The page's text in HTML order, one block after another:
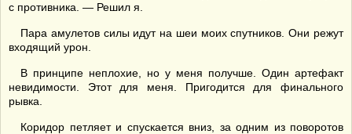
с противника. — Решил я.
Пара амулетов силы идут на шеи моих спутников. Они режут
входящий урон.
В принципе неплохие, но у меня получше. Один артефакт
невидимости. Этот для меня. Пригодится для финального
рывка.
Коридор петляет и спускается вниз, за одним из поворотов